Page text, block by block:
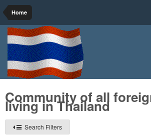
Home
Community of all
living in Thailand
Search Filters